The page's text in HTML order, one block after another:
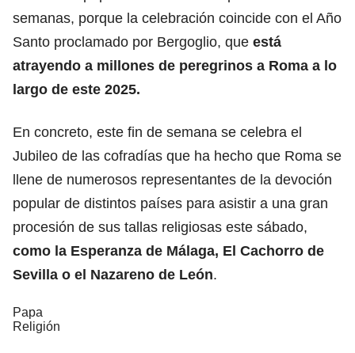
semanas, porque la celebración coincide con el Año
Santo proclamado por Bergoglio, que está
atrayendo a millones de peregrinos a Roma a lo
largo de este 2025.
En concreto, este fin de semana se celebra el
Jubileo de las cofradías que ha hecho que Roma se
llene de numerosos representantes de la devoción
popular de distintos países para asistir a una gran
procesión de sus tallas religiosas este sábado,
como la Esperanza de Málaga, El Cachorro de
Sevilla o el Nazareno de León.
Papa
Religión